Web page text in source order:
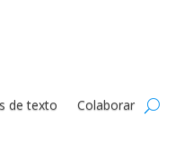
de texto Colaborar